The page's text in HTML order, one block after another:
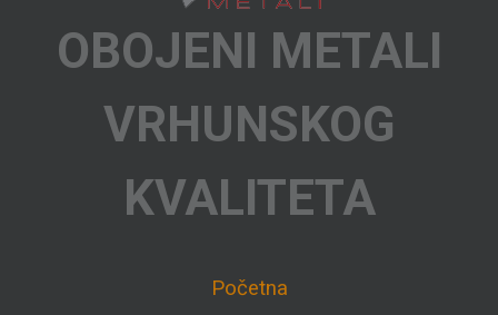
OBOJENI METALI
VRHUNSKOG
KVALITETA
Početna